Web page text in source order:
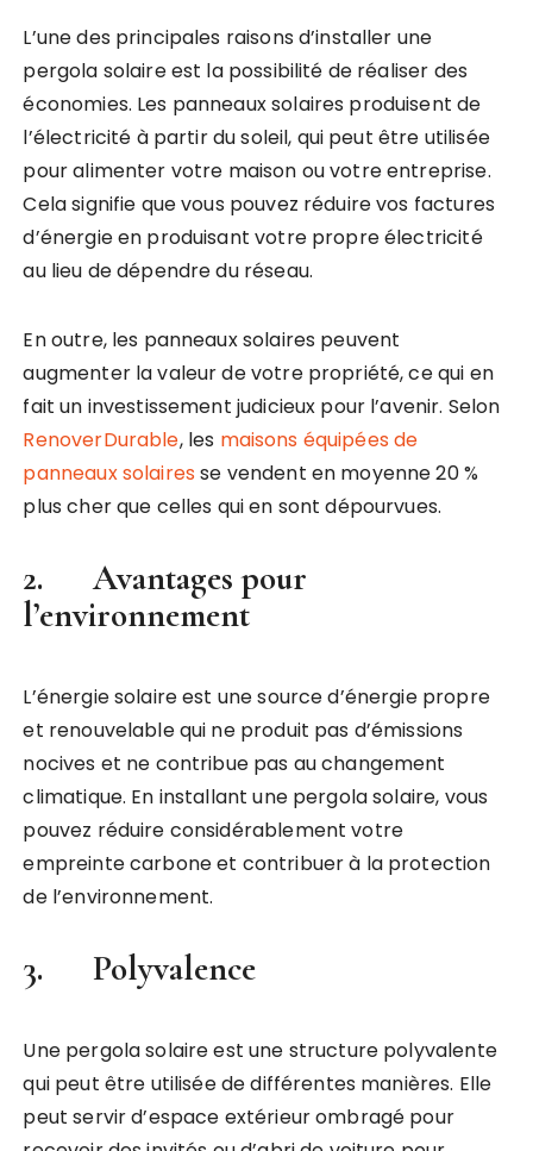
L’une des principales raisons d’installer une
pergola solaire est la possibilité de réaliser des
économies. Les panneaux solaires produisent de
l’électricité à partir du soleil, qui peut être utilisée
pour alimenter votre maison ou votre entreprise.
Cela signifie que vous pouvez réduire vos factures
d’énergie en produisant votre propre électricité
au lieu de dépendre du réseau.
En outre, les panneaux solaires peuvent
augmenter la valeur de votre propriété, ce qui en
fait un investissement judicieux pour l’avenir. Selon
RenoverDurable, les maisons équipées de
panneaux solaires se vendent en moyenne 20 %
plus cher que celles qui en sont dépourvues.
2. Avantages pour
l’environnement
L’énergie solaire est une source d’énergie propre
et renouvelable qui ne produit pas d’émissions
nocives et ne contribue pas au changement
climatique. En installant une pergola solaire, vous
pouvez réduire considérablement votre
empreinte carbone et contribuer à la protection
de l’environnement.
3. Polyvalence
Une pergola solaire est une structure polyvalente
qui peut être utilisée de différentes manières. Elle
peut servir d’espace extérieur ombragé pour